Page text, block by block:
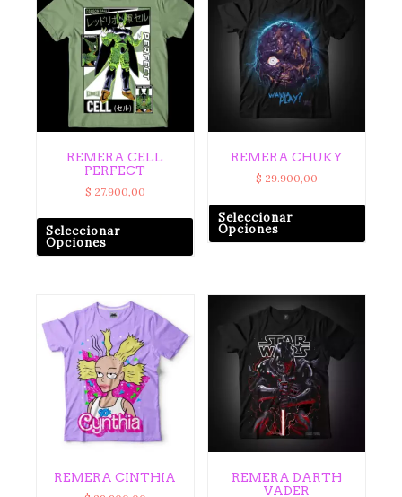
REMERA CELL
PERFECT
$ 27.900,00
Seleccionar
Opciones
REMERA CHUKY
$ 29.900,00
Seleccionar
Opciones
REMERA CINTHIA
REMERA DARTH
VADER